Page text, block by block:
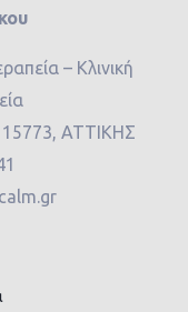
– Κλινική
ΑΤΤΙΚΗΣ